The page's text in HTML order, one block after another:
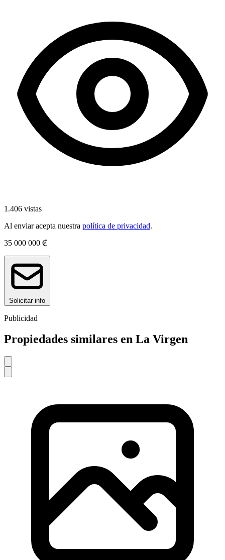
1.406 vistas
Al enviar acepta nuestra política de privacidad.
35 000 000 ₡
Solicitar info
Publicidad
Propiedades similares en La Virgen